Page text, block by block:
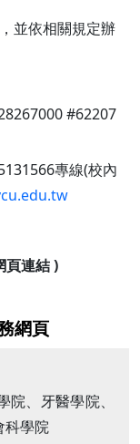
並依相關規定辦
#62207
專線(校內
頁連結 )
網頁
、牙醫學院、
科學院